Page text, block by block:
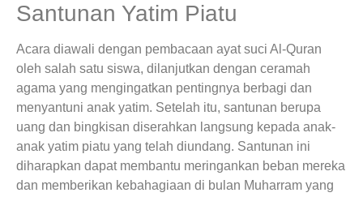
Santunan Yatim Piatu
Acara diawali dengan pembacaan ayat suci Al-Quran
oleh salah satu siswa, dilanjutkan dengan ceramah
agama yang mengingatkan pentingnya berbagi dan
menyantuni anak yatim. Setelah itu, santunan berupa
uang dan bingkisan diserahkan langsung kepada anak-
anak yatim piatu yang telah diundang. Santunan ini
diharapkan dapat membantu meringankan beban mereka
dan memberikan kebahagiaan di bulan Muharram yang